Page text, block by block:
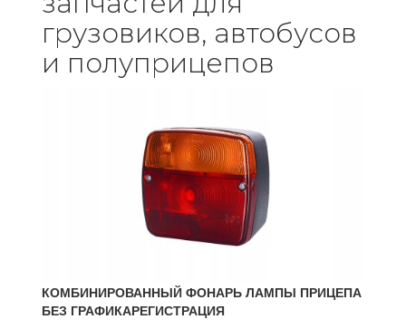
грузовиков, автобусов
и полуприцепов
КОМБИНИРОВАННЫЙ ФОНАРЬ ЛАМПЫ ПРИЦЕПА
БЕЗ ГРАФИКАРЕГИСТРАЦИЯ